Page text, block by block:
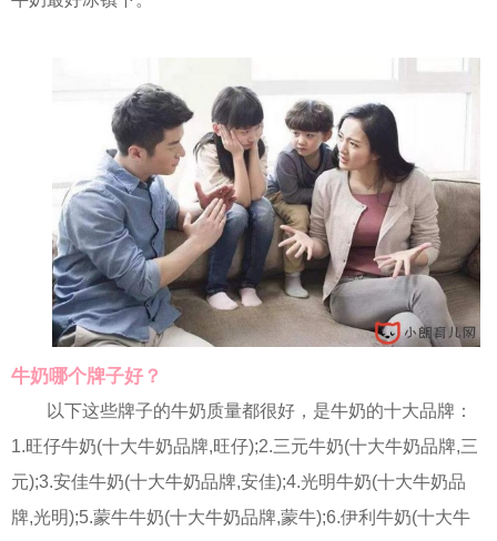
牛奶哪个牌子好？
以下这些牌子的牛奶质量都很好，是牛奶的十大品牌：
1.旺仔牛奶(十大牛奶品牌,旺仔);2.三元牛奶(十大牛奶品牌,三
元);3.安佳牛奶(十大牛奶品牌,安佳);4.光明牛奶(十大牛奶品
牌,光明);5.蒙牛牛奶(十大牛奶品牌,蒙牛);6.伊利牛奶(十大牛